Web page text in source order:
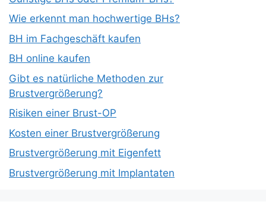
Wie erkennt man hochwertige BHs?
BH im Fachgeschäft kaufen
BH online kaufen
Gibt es natürliche Methoden zur
Brustvergrößerung?
Risiken einer Brust-OP
Kosten einer Brustvergrößerung
Brustvergrößerung mit Eigenfett
Brustvergrößerung mit Implantaten